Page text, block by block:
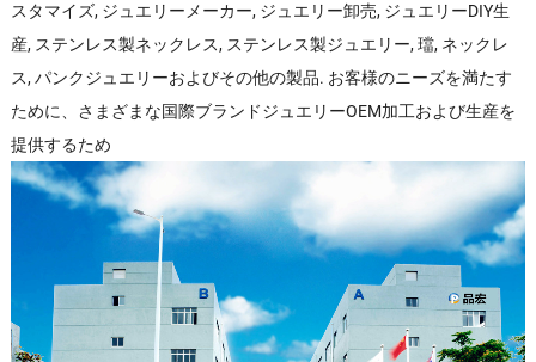
スタマイズ, ジュエリーメーカー, ジュエリー卸売, ジュエリーDIY生
産, ステンレス製ネックレス, ステンレス製ジュエリー, 璫, ネックレ
ス, パンクジュエリーおよびその他の製品. お客様のニーズを満たす
ために、さまざまな国際ブランドジュエリーOEM加工および生産を
提供するため